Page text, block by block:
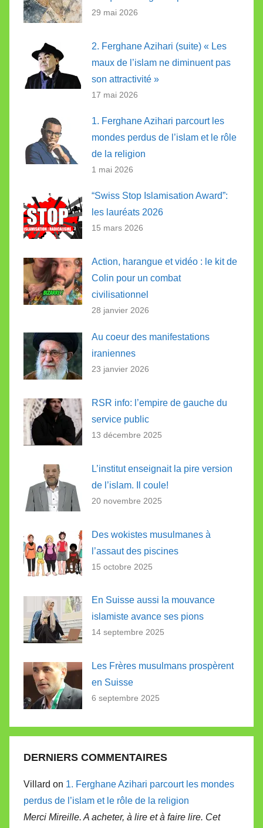
29 mai 2026
2. Ferghane Azihari (suite) « Les
maux de l’islam ne diminuent pas
son attractivité »
17 mai 2026
1. Ferghane Azihari parcourt les
mondes perdus de l’islam et le rôle
de la religion
1 mai 2026
“Swiss Stop Islamisation Award”:
les lauréats 2026
15 mars 2026
Action, harangue et vidéo : le kit de
Colin pour un combat
civilisationnel
28 janvier 2026
Au coeur des manifestations
iraniennes
23 janvier 2026
RSR info: l’empire de gauche du
service public
13 décembre 2025
L’institut enseignait la pire version
de l’islam. Il coule!
20 novembre 2025
Des wokistes musulmanes à
l’assaut des piscines
15 octobre 2025
En Suisse aussi la mouvance
islamiste avance ses pions
14 septembre 2025
Les Frères musulmans prospèrent
en Suisse
6 septembre 2025
DERNIERS COMMENTAIRES
Villard on 1. Ferghane Azihari parcourt les mondes
perdus de l’islam et le rôle de la religion
Merci Mireille. A acheter, à lire et à faire lire. Cet